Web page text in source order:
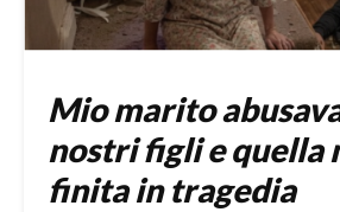
Mio marito
nostri figli e quella
finita in tragedia